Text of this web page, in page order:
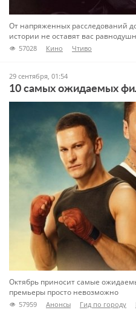
От напряженных расследований
истории не оставят вас
57028 Кино Чтиво
29 сентября, 01:54
10 самых ожидаемых
Октябрь приносит самые
премьеры просто невозможно
57959 Анонсы Гид по городу